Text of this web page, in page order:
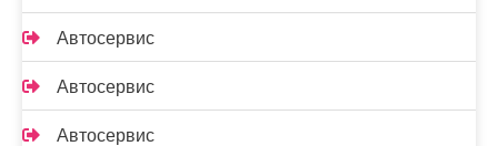
Автосервис
Автосервис
Автосервис